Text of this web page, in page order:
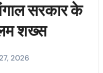
सरकार के
शख्स
2026